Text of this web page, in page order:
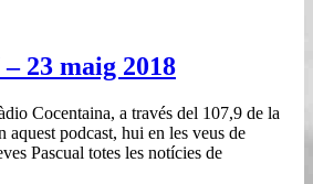
23 maig 2018
Cocentaina, a través del 107,9 de la
aquest podcast, hui en les veus de
Pascual totes les notícies de